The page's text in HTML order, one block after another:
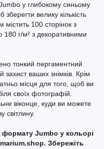
у глибокому синьому
велику кількість
100 сторінок з
180 г/м² з декоративними
тонкий пергаментний
захист ваших знімків. Крім
місця для того, щоб ви
своїх фотографій.
віконце, куди ви можете
світлину.
Jumbo у кольорі
Збережіть